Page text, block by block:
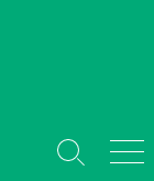
検
メ